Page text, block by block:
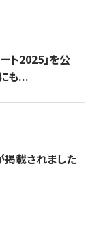
ト2025」を公
も...
載されました